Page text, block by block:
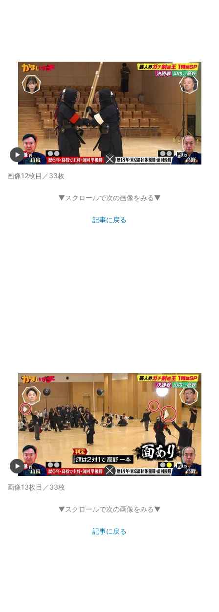
画像12枚目／33枚
▼スクロールで次の画像をみる▼
記事に戻る
画像13枚目／33枚
▼スクロールで次の画像をみる▼
記事に戻る